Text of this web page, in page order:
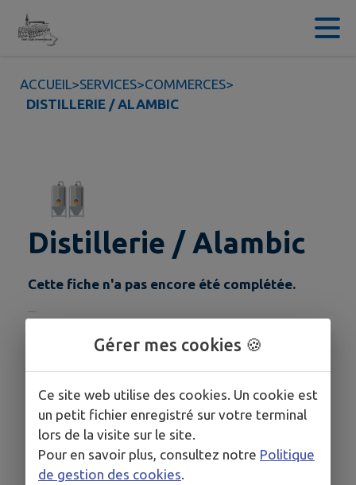
Contenu
ACCUEIL>SERVICES>COMMERCES>
DISTILLERIE / ALAMBIC
Distillerie / Alambic
Cette fiche n'a pas encore été complétée.
COORDONNÉES
0681659839
Gérer mes cookies 🍪
Ce site web utilise des cookies. Un cookie est
un petit fichier enregistré sur votre terminal
lors de la visite sur le site.
Pour en savoir plus, consultez notre Politique
de gestion des cookies